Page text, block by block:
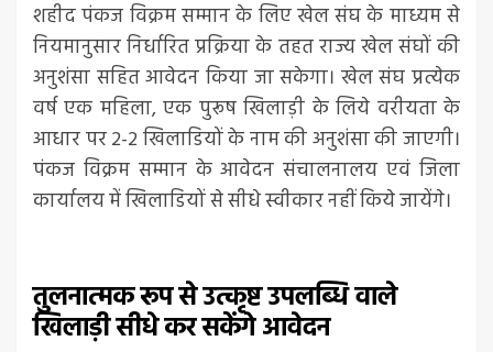
शहीद पंकज विक्रम सम्मान के लिए खेल संघ के माध्यम से
नियमानुसार निर्धारित प्रक्रिया के तहत राज्य खेल संघों की
अनुशंसा सहित आवेदन किया जा सकेगा। खेल संघ प्रत्येक
वर्ष एक महिला, एक पुरूष खिलाड़ी के लिये वरीयता के
आधार पर 2-2 खिलाडियों के नाम की अनुशंसा की जाएगी।
पंकज विक्रम सम्मान के आवेदन संचालनालय एवं जिला
कार्यालय में खिलाडियों से सीधे स्वीकार नहीं किये जायेंगे।
तुलनात्मक रूप से उत्कृष्ट उपलब्धि वाले
खिलाड़ी सीधे कर सकेंगे आवेदन